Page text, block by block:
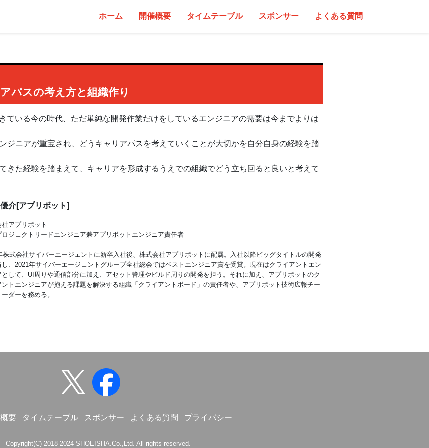
ホーム 開催概要 タイムテーブル スポンサー よくある質問
パスの考え方と組織作り
ている今の時代、ただ単純な開発作業だけをしているエンジニアの需要は今までよりは
ジニアが重宝され、どうキャリアパスを考えていくことが大切かを自分自身の経験を踏
きた経験を踏まえて、キャリアを形成するうえでの組織でどう立ち回ると良いと考えて
介[アプリボット]
社アプリボット
ロジェクトリードエンジニア兼アプリボットエンジニア責任者
株式会社サイバーエージェントに新卒入社後、株式会社アプリボットに配属。入社以降ビッグタイトルの開発
し、2021年サイバーエージェントグループ全社総会ではベストエンジニア賞を受賞。現在はクライアントエン
として、UI周りや通信部分に加え、アセット管理やビルド周りの開発を担う。それに加え、アプリボットのク
ントエンジニアが抱える課題を解決する組織「クライアントボード」の責任者や、アプリボット技術広報チー
ーダーを務める。
要 タイムテーブル スポンサー よくある質問 プライバシー
Copyright(C) 2018-2024 SHOEISHA.Co.,Ltd. All rights reserved.